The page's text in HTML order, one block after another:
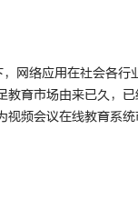
网络应用在社会各行
教育市场由来已久，
视频会议在线教育系统